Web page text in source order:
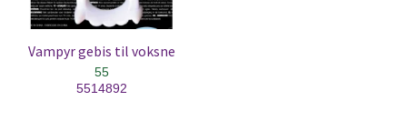
Vampyr gebis til voksne
55
5514892